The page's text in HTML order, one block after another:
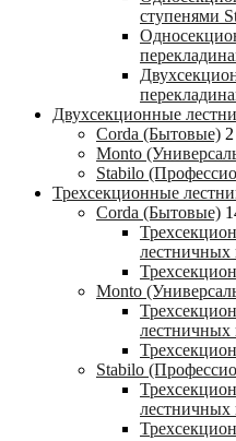
ступенями
Двухсекционные
Corda (Бытовые) 2
Monto
Stabilo
Трехсекционные
Corda (Бытовые)
лестничных
Monto
лестничных
Stabilo
лестничных